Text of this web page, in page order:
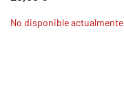
No disponible actualmente